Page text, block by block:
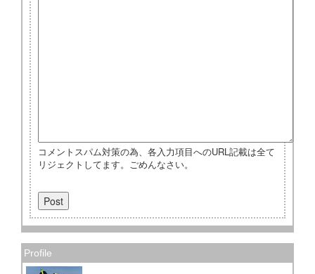
コメントスパム対策の為、各入力項目へのURL記載は全て
リジェクトしてます。ごめんなさい。
Profile